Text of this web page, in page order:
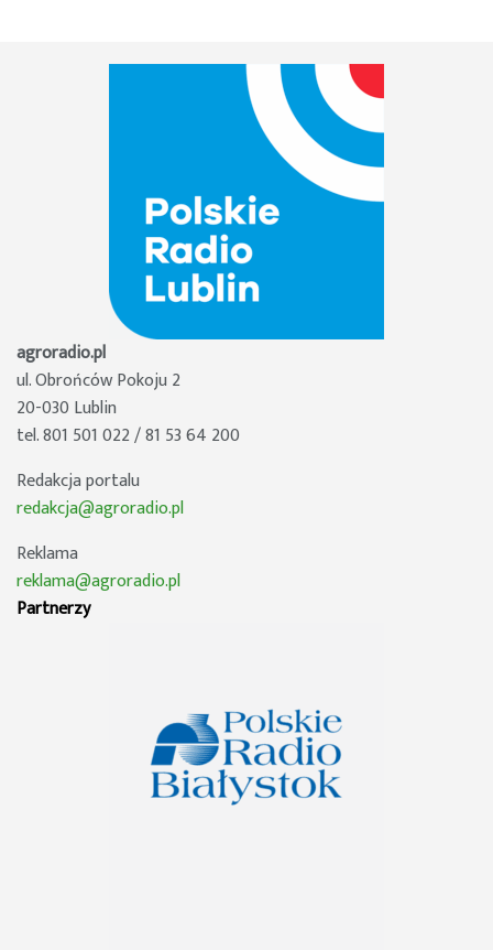
agroradio.pl
ul. Obrońców Pokoju 2
20-030 Lublin
tel. 801 501 022 / 81 53 64 200
Redakcja portalu
redakcja@agroradio.pl
Reklama
reklama@agroradio.pl
Partnerzy